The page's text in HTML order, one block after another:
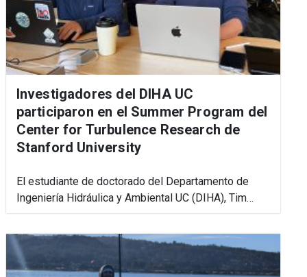
Investigadores del DIHA UC
participaron en el Summer Program del
Center for Turbulence Research de
Stanford University
El estudiante de doctorado del Departamento de
Ingeniería Hidráulica y Ambiental UC (DIHA), Tim…